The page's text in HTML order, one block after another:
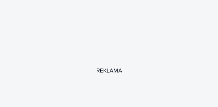
REKLAMA